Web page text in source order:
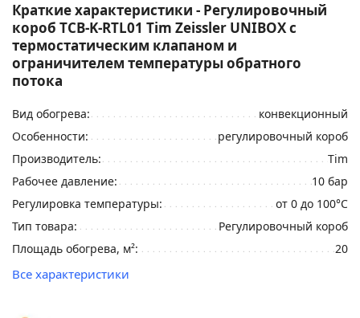
Краткие характеристики - Регулировочный
короб TCB-K-RTL01 Tim Zeissler UNIBOX с
термостатическим клапаном и
ограничителем температуры обратного
потока
Вид обогрева:
конвекционный
Особенности:
регулировочный короб
Производитель:
Tim
Рабочее давление:
10 бар
Регулировка температуры:
от 0 до 100°C
Тип товара:
Регулировочный короб
Площадь обогрева, м²:
20
Все характеристики